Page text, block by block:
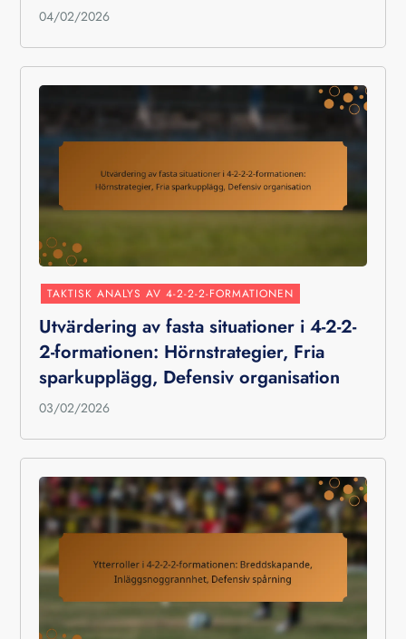
04/02/2026
TAKTISK ANALYS AV 4-2-2-2-FORMATIONEN
Utvärdering av fasta situationer i 4-2-2-
2-formationen: Hörnstrategier, Fria
sparkupplägg, Defensiv organisation
03/02/2026